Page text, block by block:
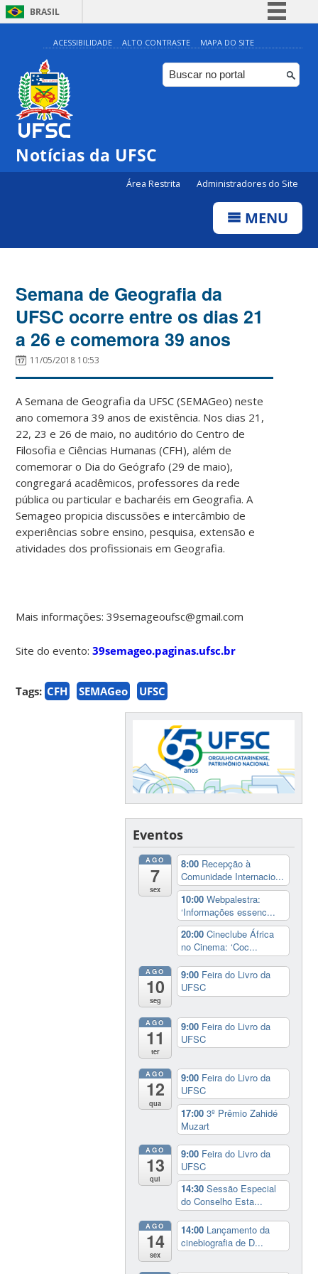
BRASIL
Simplifique!
Comunica BR
Participe
ACESSIBILIDADE ALTO CONTRASTE MAPA DO SITE
Notícias da UFSC
Área Restrita Administradores do Site
MENU
Semana de Geografia da
UFSC ocorre entre os dias 21
a 26 e comemora 39 anos
11/05/2018 10:53
A Semana de Geografia da UFSC (SEMAGeo) neste
ano comemora 39 anos de existência. Nos dias 21,
22, 23 e 26 de maio, no auditório do Centro de
Filosofia e Ciências Humanas (CFH), além de
comemorar o Dia do Geógrafo (29 de maio),
congregará acadêmicos, professores da rede
pública ou particular e bacharéis em Geografia. A
Semageo propicia discussões e intercâmbio de
experiências sobre ensino, pesquisa, extensão e
atividades dos profissionais em Geografia.
Mais informações: 39semageoufsc@gmail.com
Site do evento:39semageo.paginas.ufsc.br
Tags: CFH SEMAGeo UFSC
Eventos
AGO
7
sex
8:00 Recepção à
Comunidade Internacio...
10:00Webpalestra:
‘Informações essenc...
20:00Cineclube África
no Cinema: ‘Coc...
AGO
10
seg
9:00 Feira do Livro da
UFSC
AGO
11
ter
9:00 Feira do Livro da
UFSC
AGO
12
qua
9:00 Feira do Livro da
UFSC
17:003º Prêmio Zahidé
Muzart
AGO
13
qui
9:00 Feira do Livro da
UFSC
14:30Sessão Especial
do Conselho Esta...
AGO
14
sex
14:00 Lançamento da
cinebiografia de D...